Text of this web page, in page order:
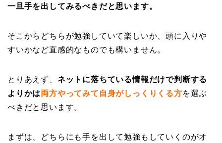
一旦手を出してみるべきだと思います。
そこからどちらが勉強していて楽しいか、頭に入りや
すいかなど直感的なものでも構いません。
とりあえず、 ネットに落ちている情報だけで判断する
よりかは両方やってみて自身がしっくりくる方を選ぶ
べきだと思います。
まずは、どちらにも手を出して勉強もしていくのがオ